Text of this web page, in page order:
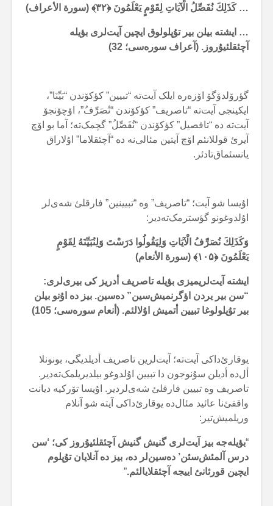
… كَذَلِكَ نُفَصِّلُ الْآيَاتِ لِقَوْمٍ يَعْلَمُونَ ﴿۳۲﴾ (سورة الأعراف)
… ایشتە بیلن بیر تۇپلولوق ایچین آیت‌لری بؤیلە
آچئقلئیۇروز. (آعراف سورەسی؛ 32)
گؤرۆلدۆگۆ اۆزەرە ایلک آیت‌تە “تبیین” کؤکۆندن “بَیِّنَا”،
ایکینجی آیت‌تە “تاصریف” کؤکۆندن “نُصَرِّفُ”، اۆچۆنجۆ
آیت‌تە دە “تافصیل” کؤکۆندن “نُفَصِّلُ” گچمک‌تە؛ آما بو اۆچ
آیرئ قوللانئم اۆچ آیتین مئالی‌نە دە “آچئقلاما” اۇلاراق
یانسئماق‌تادئر.
اۇیسا شو آیت؛ “تاصریف” وە “تبیینین” فارقلئ شەی‌لر
اۇلدوغونو گؤسترمک‌تەدیر:
وَكَذَلِكَ نُصَرِّفُ الْآيَاتِ وَلِيَقُولُوا دَرَسْتَ وَلِنُبَيِّنَهُ لِقَوْمٍ
يَعْلَمُونَ ﴿۱۰۵﴾ (سورة الأنعام)
ایشتە آیت‌لریمیزی بؤیلە تاصریف أدریز کی بیری‌لری:
“سن بیر یردن اؤگرنمیش‌سین” دەسین. بیز دە اۇنو بیلن
بیر تۇپلولوغا تبیین أتمیش اۇلالئم. (أنعام سورەسی؛ 105)
یوقارئ‌داکی آیت‌تە؛ آیت‌لرین تاصریف أدیلدیگی، بونونلا
أل‌دە أدیلن سۇنوجون دا تبیین اۇلدوغو بیلدیریلمک‌تەدیر.
تاصریف وە تبیین فارقلئ شەی‌لردیر. اۇیسا تۆرکیە دیانت
واقفئ‌نا عائید مئال‌دە یوقارئ‌داکی آیتە شو آنلام
وریلمیش‌تیر:
“بؤیلەجە بیز آیت‌لری گنیش گنیش آچئقلئیۇروز کی؛ ‘سن
درس آلمئش‌سئن’ دەسین‌لر دە، بیز دە آنلایان تۇپلوم
ایچین قورئانئ اییجە آچئقلایالئم.”